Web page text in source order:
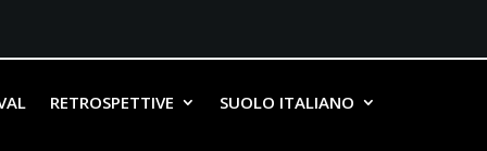
RETROSPETTIVE SUOLO ITALIANO